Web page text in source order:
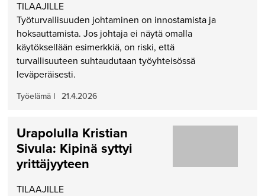
TILAAJILLE
Työturvallisuuden johtaminen on innostamista ja
hoksauttamista. Jos johtaja ei näytä omalla
käytöksellään esimerkkiä, on riski, että
turvallisuuteen suhtaudutaan työyhteisössä
leväperäisesti.
Työelämä | 21.4.2026
Urapolulla Kristian
Sivula: Kipinä syttyi
yrittäjyyteen
TILAAJILLE